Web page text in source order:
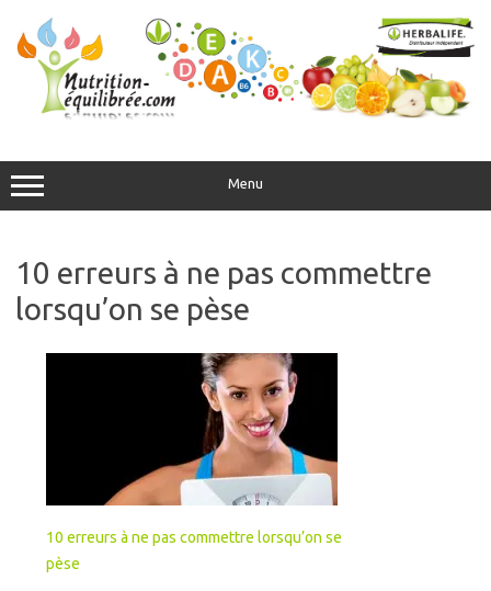
contenu
Menu
10 erreurs à ne pas commettre
lorsqu’on se pèse
10 erreurs à ne pas commettre lorsqu’on se
pèse